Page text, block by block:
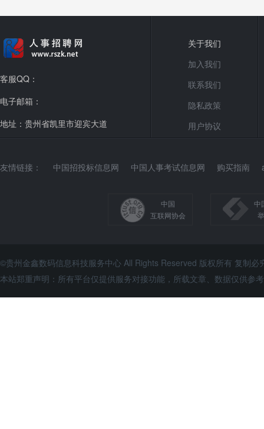
客服QQ：
电子邮箱：
地址：贵州省凯里市迎宾大道
关于我们
加入我们
联系我们
隐私政策
用户协议
友情链接： 中国招投标信息网 中国人事考试信息网 购买指南
中国
互联网协会
中
©贵州金鑫数码信息科技服务中心 All Rights Reserved 版权所有 复制必
本站郑重声明：所有平台仅提供服务对接功能，所载文章、数据仅供参